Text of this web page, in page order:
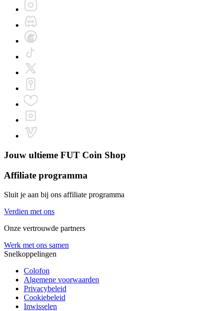
Jouw ultieme FUT Coin Shop
Affiliate programma
Sluit je aan bij ons affiliate programma
Verdien met ons
Onze vertrouwde partners
Werk met ons samen
Snelkoppelingen
Colofon
Algemene voorwaarden
Privacybeleid
Cookiebeleid
Inwisselen